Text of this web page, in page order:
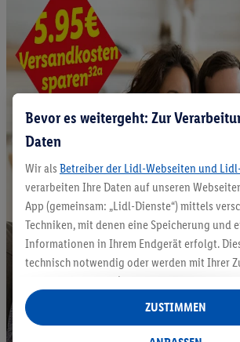
Bevor es weitergeht: Zur
Daten
Wir als Betreiber der Lidl-Webseiten und
verarbeiten Ihre Daten auf unseren
App (gemeinsam: „Lidl-Dienste“) mittels
Techniken, mit denen eine Speicherung und
Informationen in Ihrem Endgerät erfolgt.
technisch notwendig oder werden mit Ihrer
auch durch Partner (u.a.
Verantwortliche; im Zusammenhang mit dem
insgesamt
Statistik-Erstellung oder für personalisierte
ZUSTIMMEN